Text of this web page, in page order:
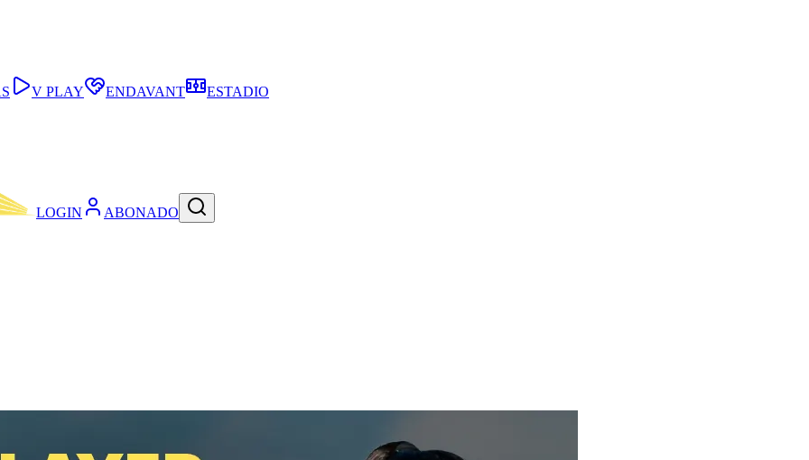
LOGIN ABONADO
V PLAY ENDAVANT ESTADIO